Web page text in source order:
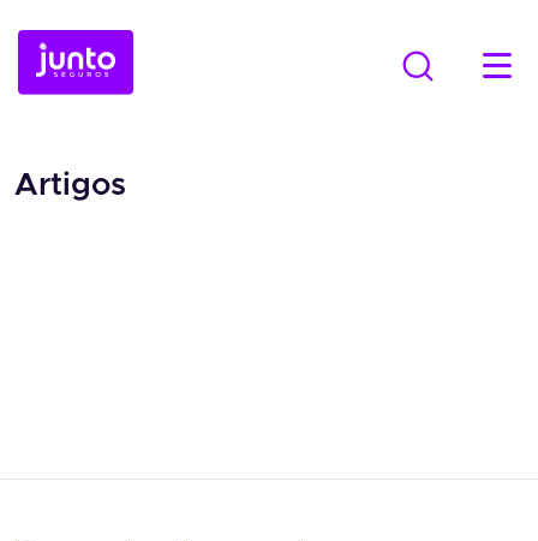
Artigos